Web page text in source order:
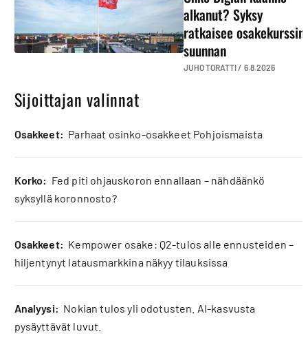
alkanut? Syksy
ratkaisee osakekurssin
suunnan
JUHO TORATTI / 6.8.2026
Sijoittajan valinnat
osakkeet: Parhaat osinko-osakkeet Pohjoismaista
korko: Fed piti ohjauskoron ennallaan – nähdäänkö
syksyllä koronnosto?
osakkeet: Kempower osake: Q2-tulos alle ennusteiden –
hiljentynyt latausmarkkina näkyy tilauksissa
analyysi: Nokian tulos yli odotusten. AI-kasvusta
pysäyttävät luvut.